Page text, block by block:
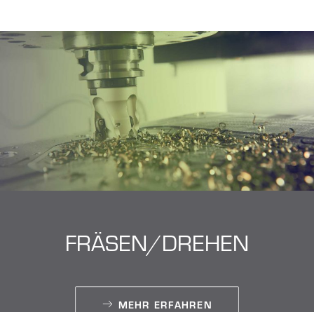
FRÄSEN/DREHEN
MEHR ERFAHREN